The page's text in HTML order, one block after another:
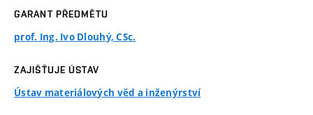
GARANT PŘEDMĚTU
prof. Ing. Ivo Dlouhý, CSc.
ZAJIŠŤUJE ÚSTAV
Ústav materiálových věd a inženýrství